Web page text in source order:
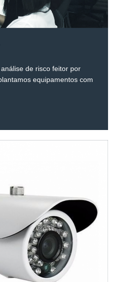
de risco feitor por
equipamentos com